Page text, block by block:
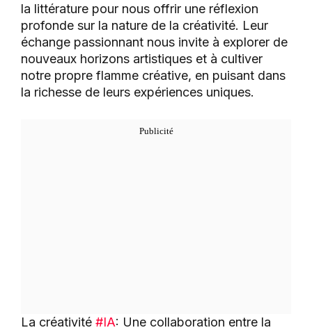
la littérature pour nous offrir une réflexion
profonde sur la nature de la créativité. Leur
échange passionnant nous invite à explorer de
nouveaux horizons artistiques et à cultiver
notre propre flamme créative, en puisant dans
la richesse de leurs expériences uniques.
La créativité #IA: Une collaboration entre la